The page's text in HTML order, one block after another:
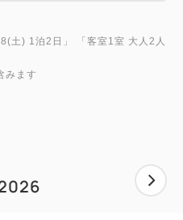
土) 1泊2日 」 「 客室1室 大人2人
みます